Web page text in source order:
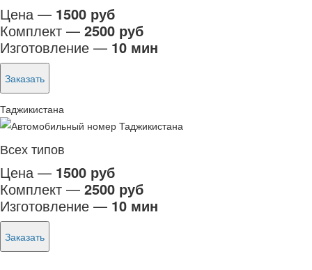
Цена — 1500 руб
Комплект — 2500 руб
Изготовление — 10 мин
Заказать
Таджикистана
Всех типов
Цена — 1500 руб
Комплект — 2500 руб
Изготовление — 10 мин
Заказать